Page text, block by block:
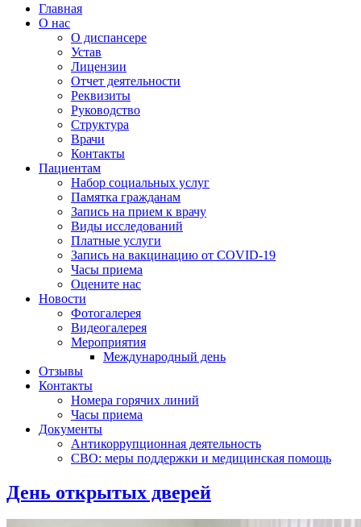
Главная
О нас
О диспансере
Устав
Лицензии
Отчет деятельности
Реквизиты
Руководство
Структура
Врачи
Контакты
Пациентам
Набор социальных услуг
Памятка гражданам
Запись на прием к врачу
Виды исследований
Платные услуги
Запись на вакцинацию от COVID-19
Часы приема
Оцените нас
Новости
Фотогалерея
Видеогалерея
Мероприятия
Международный день
Отзывы
Контакты
Номера горячих линий
Часы приема
Документы
Антикоррупционная деятельность
СВО: меры поддержки и медицинская помощь
День открытых дверей